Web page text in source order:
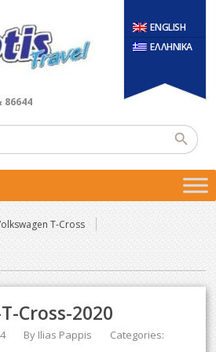
ENGLISH
ΕΛΛΗΝΙΚΑ
86644
T-Cross
Cross-2020
By Ilias Pappis
Categories: